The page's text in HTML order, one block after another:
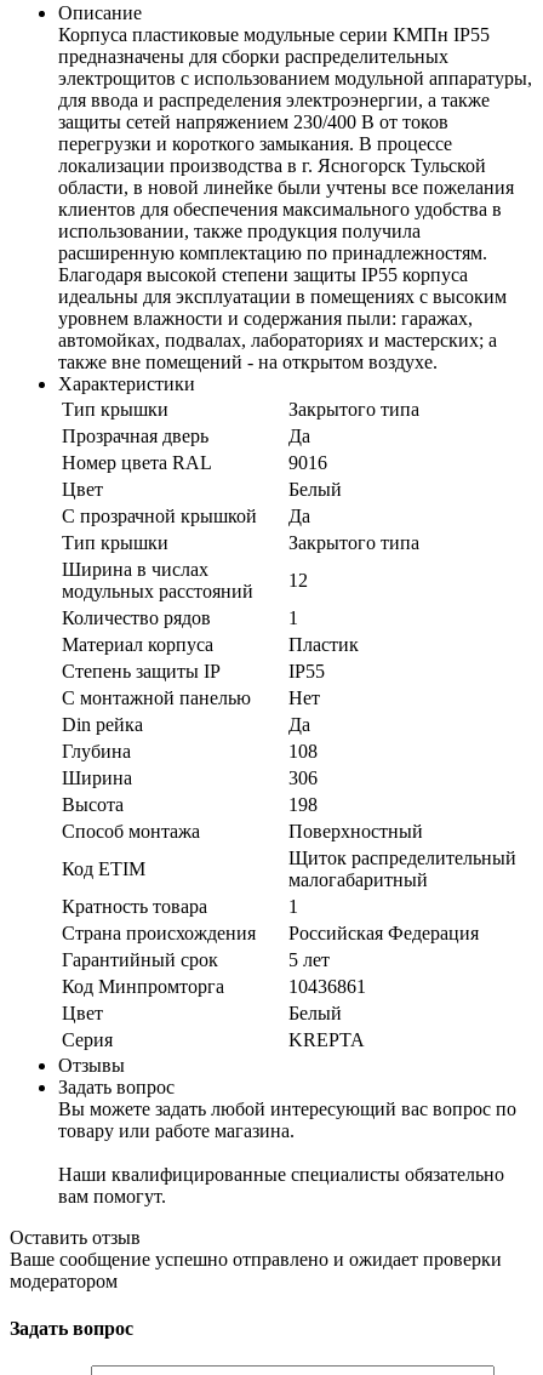
Описание
Корпуса пластиковые модульные серии КМПн IP55
предназначены для сборки распределительных
электрощитов с использованием модульной аппаратуры,
для ввода и распределения электроэнергии, а также
защиты сетей напряжением 230/400 В от токов
перегрузки и короткого замыкания. В процессе
локализации производства в г. Ясногорск Тульской
области, в новой линейке были учтены все пожелания
клиентов для обеспечения максимального удобства в
использовании, также продукция получила
расширенную комплектацию по принадлежностям.
Благодаря высокой степени защиты IP55 корпуса
идеальны для эксплуатации в помещениях с высоким
уровнем влажности и содержания пыли: гаражах,
автомойках, подвалах, лабораториях и мастерских; а
также вне помещений - на открытом воздухе.
Характеристики
Тип крышки
Закрытого типа
Прозрачная дверь
Да
Номер цвета RAL
9016
Цвет
Белый
С прозрачной крышкой
Да
Тип крышки
Закрытого типа
Ширина в числах
модульных расстояний
12
Количество рядов
1
Материал корпуса
Пластик
Степень защиты IP
IP55
С монтажной панелью
Нет
Din рейка
Да
Глубина
108
Ширина
306
Высота
198
Способ монтажа
Поверхностный
Код ETIM
Щиток распределительный
малогабаритный
Кратность товара
1
Страна происхождения
Российская Федерация
Гарантийный срок
5 лет
Код Минпромторга
10436861
Цвет
Белый
Серия
KREPTA
Отзывы
Задать вопрос
Вы можете задать любой интересующий вас вопрос по
товару или работе магазина.
Наши квалифицированные специалисты обязательно
вам помогут.
Оставить отзыв
Ваше сообщение успешно отправлено и ожидает проверки
модератором
Задать вопрос